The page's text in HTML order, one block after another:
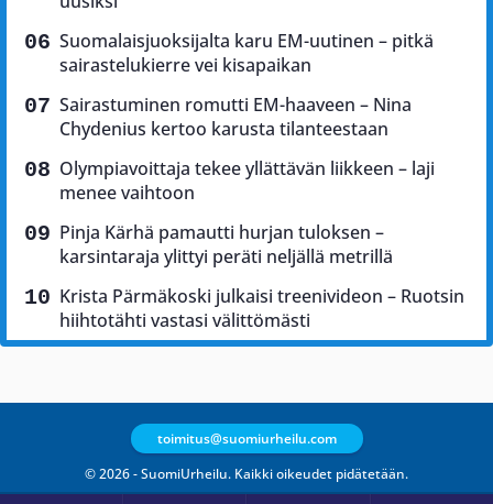
Suomalaisjuoksijalta karu EM-uutinen – pitkä
sairastelukierre vei kisapaikan
Sairastuminen romutti EM-haaveen – Nina
Chydenius kertoo karusta tilanteestaan
Olympiavoittaja tekee yllättävän liikkeen – laji
menee vaihtoon
Pinja Kärhä pamautti hurjan tuloksen –
karsintaraja ylittyi peräti neljällä metrillä
Krista Pärmäkoski julkaisi treenivideon – Ruotsin
hiihtotähti vastasi välittömästi
© 2026 - SuomiUrheilu. Kaikki oikeudet pidätetään.
toimitus@suomiurheilu.com